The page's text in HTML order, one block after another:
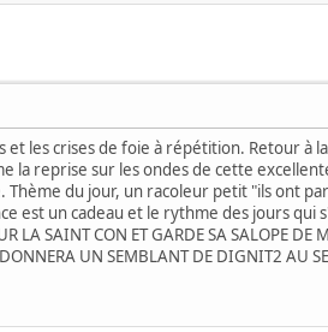
les crises de foie à répétition. Retour à
la reprise sur les ondes de cette
Thème du jour, un racoleur petit "ils ont
est un cadeau et le rythme des jours qui
LA SAINT CON ET GARDE SA SALOPE DE
UN SEMBLANT DE DIGNIT2 AU